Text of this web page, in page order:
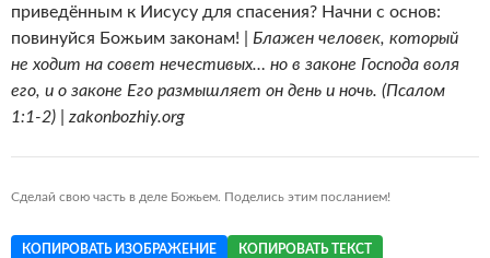
приведённым к Иисусу для спасения? Начни с основ:
повинуйся Божьим законам! | Блажен человек, который
не ходит на совет нечестивых… но в законе Господа воля
его, и о законе Его размышляет он день и ночь. (Псалом
1:1-2) | zakonbozhiy.org
Сделай свою часть в деле Божьем. Поделись этим посланием!
КОПИРОВАТЬ ИЗОБРАЖЕНИЕ КОПИРОВАТЬ ТЕКСТ